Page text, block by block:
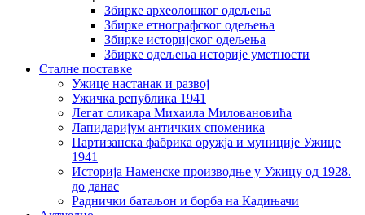
Збирке археолошког одељења
Збирке етнографског одељења
Збирке историјског одељења
Збирке одељења историје уметности
Сталне поставке
Ужице настанак и развој
Ужичка република 1941
Легат сликара Михаила Миловановића
Лапидаријум античких споменика
Партизанска фабрика оружја и муниције Ужице
1941
Историја Наменске производње у Ужицу од 1928.
до данас
Раднички батаљон и борба на Кадињачи